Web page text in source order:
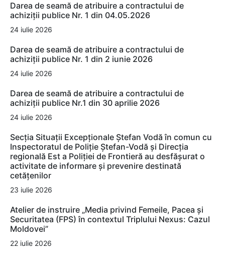
Darea de seamă de atribuire a contractului de
achiziții publice Nr. 1 din 04.05.2026
24 iulie 2026
Darea de seamă de atribuire a contractului de
achiziții publice Nr. 1 din 2 iunie 2026
24 iulie 2026
Darea de seamă de atribuire a contractului de
achiziții publice Nr.1 din 30 aprilie 2026
24 iulie 2026
Secția Situații Excepționale Ștefan Vodă în comun cu
Inspectoratul de Poliție Ștefan-Vodă și Direcția
regională Est a Poliției de Frontieră au desfășurat o
activitate de informare și prevenire destinată
cetățenilor
23 iulie 2026
Atelier de instruire „Media privind Femeile, Pacea și
Securitatea (FPS) în contextul Triplului Nexus: Cazul
Moldovei”
22 iulie 2026